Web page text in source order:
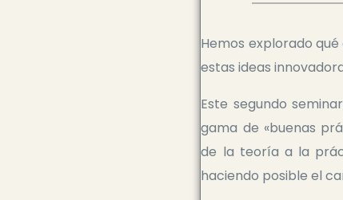
Hemos explorado
estas ideas
Este segundo
gama de «buenas
de la teoría a la
haciendo posible el